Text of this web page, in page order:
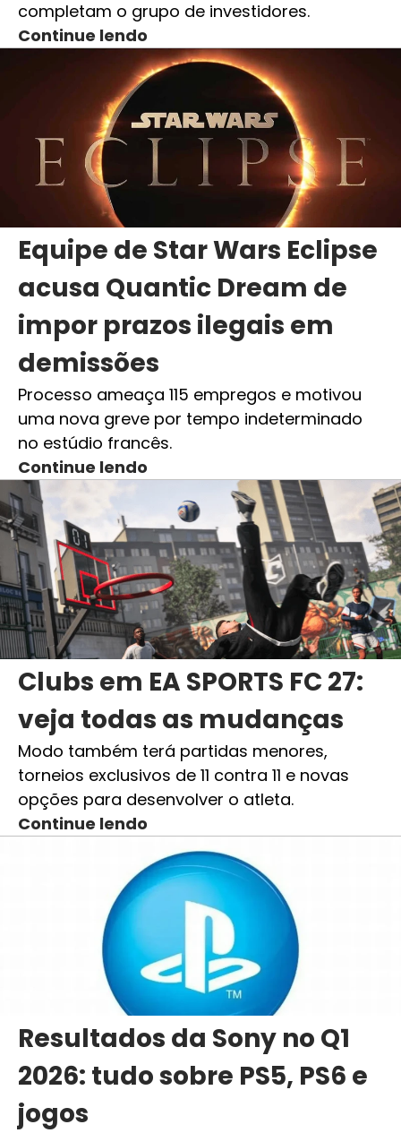
completam o grupo de investidores.
Continue lendo
Equipe de Star Wars Eclipse
acusa Quantic Dream de
impor prazos ilegais em
demissões
Processo ameaça 115 empregos e motivou
uma nova greve por tempo indeterminado
no estúdio francês.
Continue lendo
Clubs em EA SPORTS FC 27:
veja todas as mudanças
Modo também terá partidas menores,
torneios exclusivos de 11 contra 11 e novas
opções para desenvolver o atleta.
Continue lendo
Resultados da Sony no Q1
2026: tudo sobre PS5, PS6 e
jogos